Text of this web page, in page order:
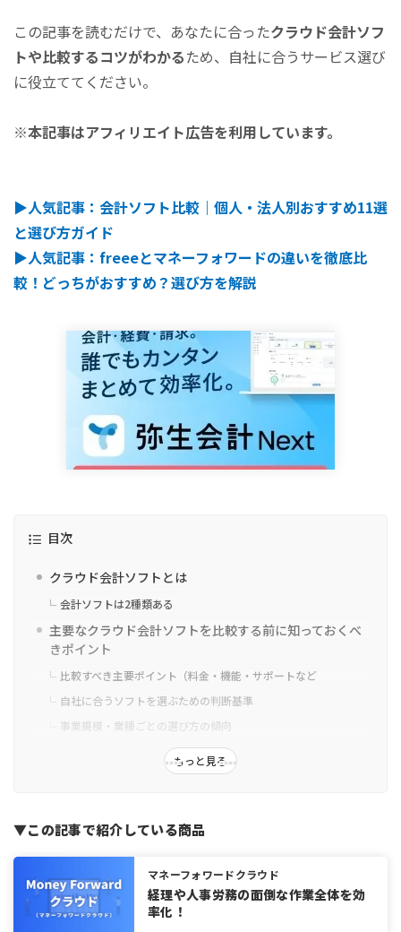
この記事を読むだけで、あなたに合ったクラウド会計ソフ
トや比較するコツがわかるため、自社に合うサービス選び
に役立ててください。
※本記事はアフィリエイト広告を利用しています。
▶︎人気記事：会計ソフト比較｜個人・法人別おすすめ11選
と選び方ガイド
▶︎人気記事：freeeとマネーフォワードの違いを徹底比
較！どっちがおすすめ？選び方を解説
目次
もっと見る
クラウド会計ソフトとは
会計ソフトは2種類ある
主要なクラウド会計ソフトを比較する前に知っておくべ
きポイント
比較すべき主要ポイント（料金・機能・サポートなど
自社に合うソフトを選ぶための判断基準
事業規模・業種ごとの選び方の傾向
クラウド会計ソフトの価格比較表
料金体系の基本構造（従量課金／月額／年額など）
自動仕訳・銀行連携の精度と違い
請求書・領収書発行機能の有無と特徴
インボイス制度・電子帳簿保存法対応状況
▼この記事で紹介している商品
マネーフォワードクラウド
経理や人事労務の面倒な作業全体を効
率化！